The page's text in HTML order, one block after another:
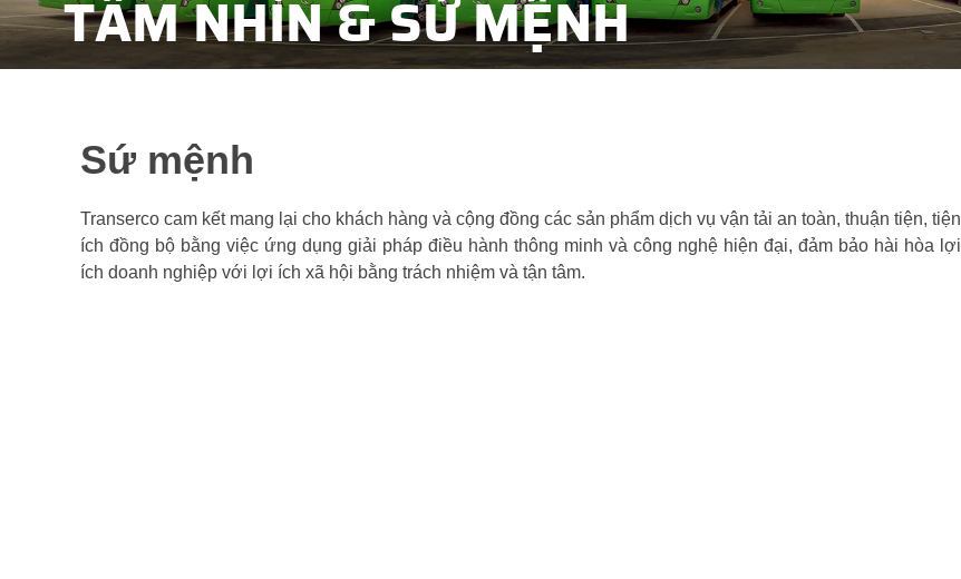
TẦM NHÌN & SỨ MỆNH
Sứ mệnh
Transerco cam kết mang lại cho khách hàng và cộng đồng các sản phẩm dịch vụ vận tải an toàn, thuận tiện, tiện
ích đồng bộ bằng việc ứng dụng giải pháp điều hành thông minh và công nghệ hiện đại, đảm bảo hài hòa lợi
ích doanh nghiệp với lợi ích xã hội bằng trách nhiệm và tận tâm.